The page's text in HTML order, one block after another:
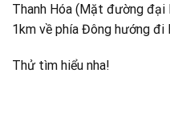
Thanh Hóa (Mặt đường đại
1km về phía Đông hướng đi
Thử tìm hiểu nha!